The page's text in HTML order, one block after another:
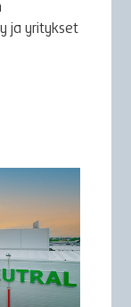
ja yritykset